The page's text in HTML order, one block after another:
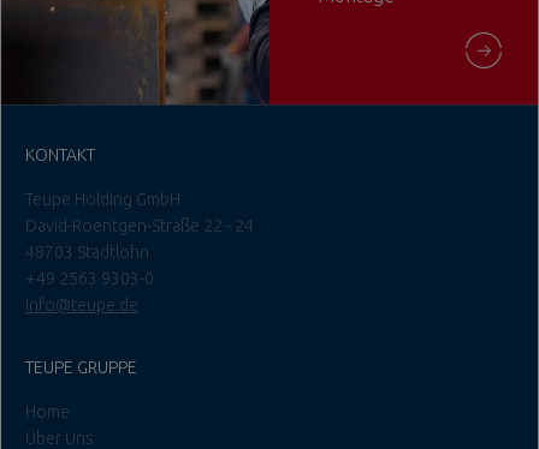
KONTAKT
Teupe Holding GmbH
David-Roentgen-Straße 22 - 24
48703 Stadtlohn
+49 2563 9303-0
info@teupe.de
TEUPE GRUPPE
Home
Über Uns